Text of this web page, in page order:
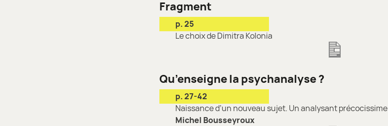
Fragment
p. 25
Le choix de Dimitra Kolonia
Qu’enseigne la psychanalyse ?
p. 27-42
Naissance d’un nouveau sujet. Un analysant précocissime
Michel Bousseyroux